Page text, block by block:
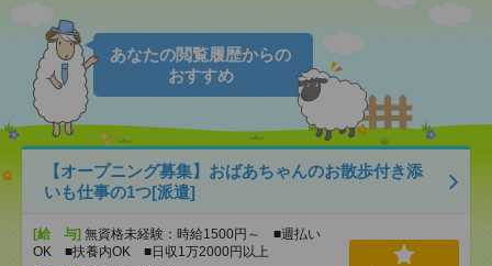
あなたの閲覧履歴からの
おすすめ
【オープニング募集】おばあちゃんのお散歩付き添
いも仕事の1つ[派遣]
[給 与] 無資格未経験：時給1500円～ ■週払い
OK ■扶養内OK ■日収1万2000円以上